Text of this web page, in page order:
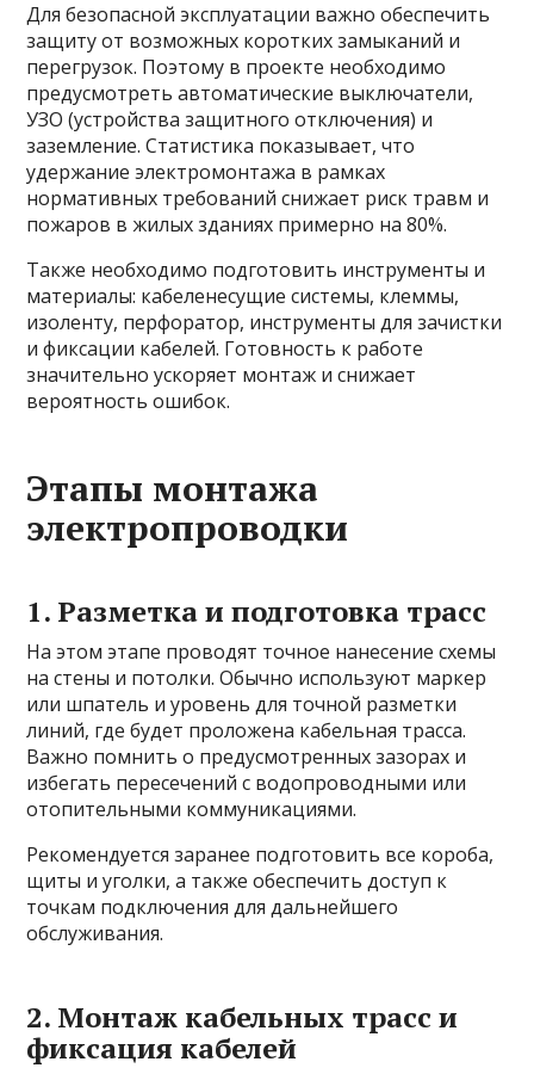
Для безопасной эксплуатации важно обеспечить
защиту от возможных коротких замыканий и
перегрузок. Поэтому в проекте необходимо
предусмотреть автоматические выключатели,
УЗО (устройства защитного отключения) и
заземление. Статистика показывает, что
удержание электромонтажа в рамках
нормативных требований снижает риск травм и
пожаров в жилых зданиях примерно на 80%.
Также необходимо подготовить инструменты и
материалы: кабеленесущие системы, клеммы,
изоленту, перфоратор, инструменты для зачистки
и фиксации кабелей. Готовность к работе
значительно ускоряет монтаж и снижает
вероятность ошибок.
Этапы монтажа
электропроводки
1. Разметка и подготовка трасс
На этом этапе проводят точное нанесение схемы
на стены и потолки. Обычно используют маркер
или шпатель и уровень для точной разметки
линий, где будет проложена кабельная трасса.
Важно помнить о предусмотренных зазорах и
избегать пересечений с водопроводными или
отопительными коммуникациями.
Рекомендуется заранее подготовить все короба,
щиты и уголки, а также обеспечить доступ к
точкам подключения для дальнейшего
обслуживания.
2. Монтаж кабельных трасс и
фиксация кабелей